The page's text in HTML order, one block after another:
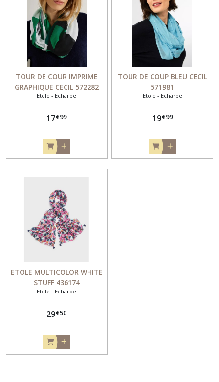
TOUR DE COUR IMPRIME
GRAPHIQUE CECIL 572282
Etole - Echarpe
17€99
TOUR DE COUP BLEU CECIL
571981
Etole - Echarpe
19€99
ETOLE MULTICOLOR WHITE
STUFF 436174
Etole - Echarpe
29€50
SHIRT
MANCHE
COURTE
TOP
DEBARDEUR
PANTACOURT
(22)
(5)
BIJOUX